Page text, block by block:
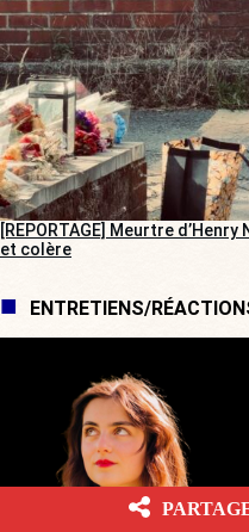
[REPORTAGE] Meurtre
et colère
ENTRETIENS/